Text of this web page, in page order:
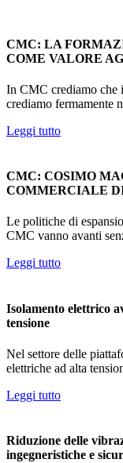
CMC: LA
COME VALORE
In CMC crediamo che
crediamo fermamente
Leggi tutto
CMC: COSIMO
COMMERCIALE
Le politiche di
CMC vanno avanti
Leggi tutto
Isolamento elettrico
tensione
Nel settore delle
elettriche ad alta
Leggi tutto
Riduzione delle
ingegneristiche e